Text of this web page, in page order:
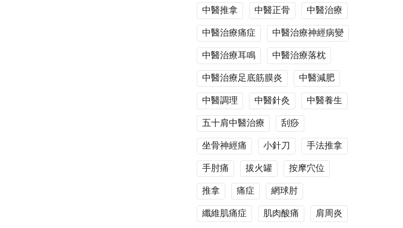
中醫推拿
中醫正骨
中醫治療
中醫治療痛症
中醫治療神經病變
中醫治療耳鳴
中醫治療落枕
中醫治療足底筋膜炎
中醫減肥
中醫調理
中醫針灸
中醫養生
五十肩中醫治療
刮痧
坐骨神經痛
小針刀
手法推拿
手肘痛
拔火罐
按摩穴位
推拿
痛症
網球肘
纖維肌痛症
肌肉酸痛
肩周炎